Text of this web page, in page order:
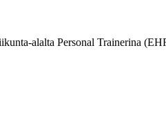
alalta Personal Trainerina